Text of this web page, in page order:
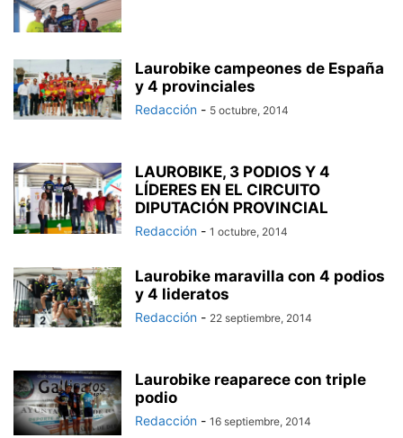
Laurobike campeones de España
y 4 provinciales
Redacción - 5 octubre, 2014
LAUROBIKE, 3 PODIOS Y 4
LÍDERES EN EL CIRCUITO
DIPUTACIÓN PROVINCIAL
Redacción - 1 octubre, 2014
Laurobike maravilla con 4 podios
y 4 lideratos
Redacción - 22 septiembre, 2014
Laurobike reaparece con triple
podio
Redacción - 16 septiembre, 2014